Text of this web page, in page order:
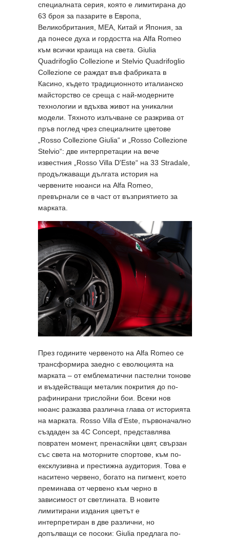
специалната серия, която е лимитирана до
63 броя за пазарите в Европа,
Великобритания, MEA, Китай и Япония, за
да понесе духа и гордостта на Alfa Romeo
към всички краища на света. Giulia
Quadrifoglio Collezione и Stelvio Quadrifoglio
Collezione се раждат във фабриката в
Касино, където традиционното италианско
майсторство се среща с най-модерните
технологии и вдъхва живот на уникални
модели. Тяхното излъчване се разкрива от
пръв поглед чрез специалните цветове
„Rosso Collezione Giulia“ и „Rosso Collezione
Stelvio“: две интерпретации на вече
известния „Rosso Villa D'Este“ на 33 Stradale,
продължаващи дългата история на
червените нюанси на Alfa Romeo,
превърнали се в част от възприятието за
марката.
През годините червеното на Alfa Romeo се
трансформира заедно с еволюцията на
марката – от емблематични пастелни тонове
и въздействащи металик покрития до по-
рафинирани трислойни бои. Всеки нов
нюанс разказва различна глава от историята
на марката. Rosso Villa d'Este, първоначално
създаден за 4C Concept, представлява
повратен момент, пренасяйки цвят, свързан
със света на моторните спортове, към по-
ексклузивна и престижна аудитория. Това е
наситено червено, богато на пигмент, което
преминава от червено към черно в
зависимост от светлината. В новите
лимитирани издания цветът е
интерпретиран в две различни, но
допълващи се посоки: Giulia предлага по-